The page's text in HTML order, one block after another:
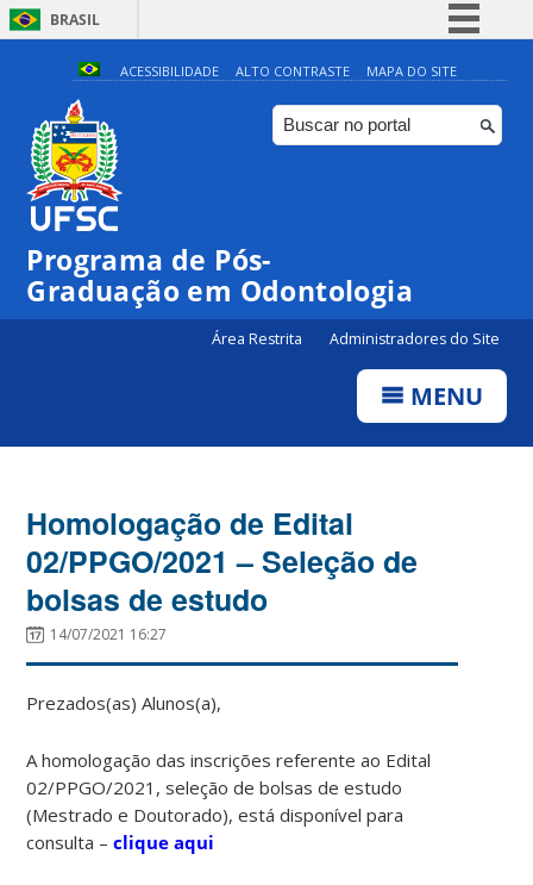
BRASIL
Simplifique!
Comunica BR
Participe
ACESSIBILIDADE ALTO CONTRASTE MAPA DO SITE
Programa de Pós-
Graduação em Odontologia
Área Restrita Administradores do Site
MENU
Homologação de Edital
02/PPGO/2021 – Seleção de
bolsas de estudo
14/07/2021 16:27
Prezados(as) Alunos(a),
A homologação das inscrições referente ao Edital
02/PPGO/2021, seleção de bolsas de estudo
(Mestrado e Doutorado), está disponível para
consulta –clique aqui